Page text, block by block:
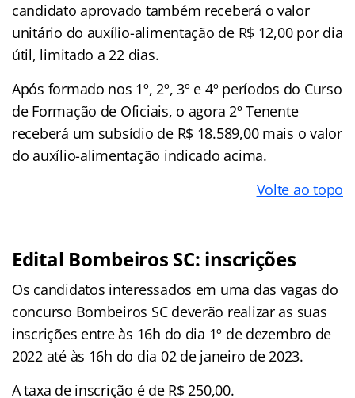
candidato aprovado também receberá o valor
unitário do auxílio-alimentação de R$ 12,00 por dia
útil, limitado a 22 dias.
Após formado nos 1º, 2º, 3º e 4º períodos do Curso
de Formação de Oficiais, o agora 2º Tenente
receberá um subsídio de R$ 18.589,00 mais o valor
do auxílio-alimentação indicado acima.
Volte ao topo
Edital Bombeiros SC: inscrições
Os candidatos interessados em uma das vagas do
concurso Bombeiros SC deverão realizar as suas
inscrições entre às 16h do dia 1º de dezembro de
2022 até às 16h do dia 02 de janeiro de 2023.
A taxa de inscrição é de R$ 250,00.